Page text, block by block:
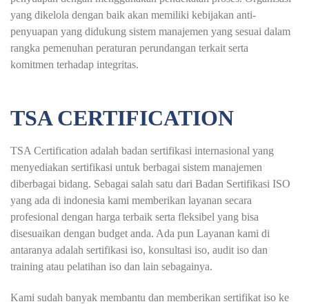
yang dikelola dengan baik akan memiliki kebijakan anti-
penyuapan yang didukung sistem manajemen yang sesuai dalam
rangka pemenuhan peraturan perundangan terkait serta
komitmen terhadap integritas.
TSA CERTIFICATION
TSA Certification adalah badan sertifikasi internasional yang
menyediakan sertifikasi untuk berbagai sistem manajemen
diberbagai bidang. Sebagai salah satu dari Badan Sertifikasi ISO
yang ada di indonesia kami memberikan layanan secara
profesional dengan harga terbaik serta fleksibel yang bisa
disesuaikan dengan budget anda. Ada pun Layanan kami di
antaranya adalah sertifikasi iso, konsultasi iso, audit iso dan
training atau pelatihan iso dan lain sebagainya.
Kami sudah banyak membantu dan memberikan sertifikat iso ke